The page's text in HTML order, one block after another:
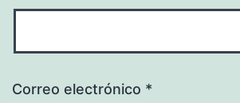
Correo electrónico *